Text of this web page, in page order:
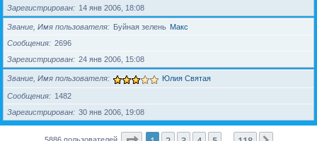
Зарегистрирован
14 янв 2006, 18:08
Звание, Имя пользователя Буйная зелень Макс
Сообщения
2696
Зарегистрирован
24 янв 2006, 15:08
Звание, Имя пользователя Юлия Святая
Сообщения
1482
Зарегистрирован
30 янв 2006, 19:08
5886 пользователей